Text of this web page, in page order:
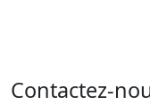
Contactez-